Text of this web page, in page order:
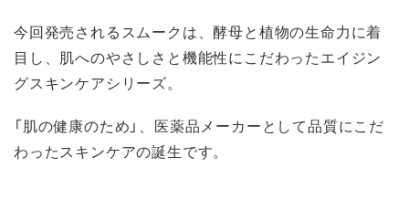
今回発売されるスムークは、酵母と植物の生命力に着
目し、肌へのやさしさと機能性にこだわったエイジン
グスキンケアシリーズ。
「肌の健康のため」、医薬品メーカーとして品質にこだ
わったスキンケアの誕生です。